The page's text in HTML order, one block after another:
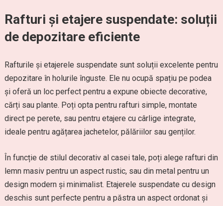
Rafturi și etajere suspendate: soluții
de depozitare eficiente
Rafturile și etajerele suspendate sunt soluții excelente pentru
depozitare în holurile înguste. Ele nu ocupă spațiu pe podea
și oferă un loc perfect pentru a expune obiecte decorative,
cărți sau plante. Poți opta pentru rafturi simple, montate
direct pe perete, sau pentru etajere cu cârlige integrate,
ideale pentru agățarea jachetelor, pălăriilor sau genților.
În funcție de stilul decorativ al casei tale, poți alege rafturi din
lemn masiv pentru un aspect rustic, sau din metal pentru un
design modern și minimalist. Etajerele suspendate cu design
deschis sunt perfecte pentru a păstra un aspect ordonat și